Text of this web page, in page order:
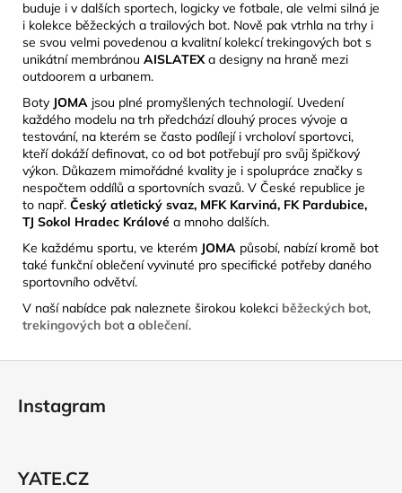
buduje i v dalších sportech, logicky ve fotbale, ale velmi silná je
i kolekce běžeckých a trailových bot. Nově pak vtrhla na trhy i
se svou velmi povedenou a kvalitní kolekcí trekingových bot s
unikátní membránou AISLATEXa designy na hraně mezi
outdoorem a urbanem.
Boty JOMA jsou plné promyšlených technologií. Uvedení
každého modelu na trh předchází dlouhý proces vývoje a
testování, na kterém se často podílejí i vrcholoví sportovci,
kteří dokáží definovat, co od bot potřebují pro svůj špičkový
výkon. Důkazem mimořádné kvality je i spolupráce značky s
nespočtem oddílů a sportovních svazů. V České republice je
to např. Český atletický svaz, MFK Karviná, FK Pardubice,
TJ Sokol Hradec Králové a mnoho dalších.
Ke každému sportu, ve kterém JOMA působí, nabízí kromě bot
také funkční oblečení vyvinuté pro specifické potřeby daného
sportovního odvětví.
V naší nabídce pak naleznete širokou kolekci běžeckých bot,
trekingových bot a oblečení.
Instagram
YATE.CZ